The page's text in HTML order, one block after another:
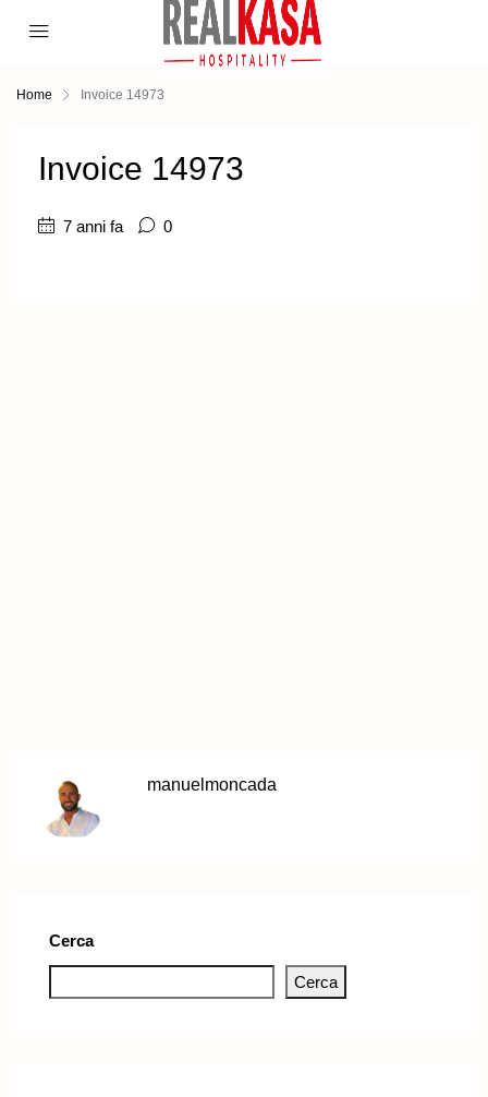
Home Invoice 14973
Invoice 14973
7 anni fa 0
manuelmoncada
Cerca
Cerca